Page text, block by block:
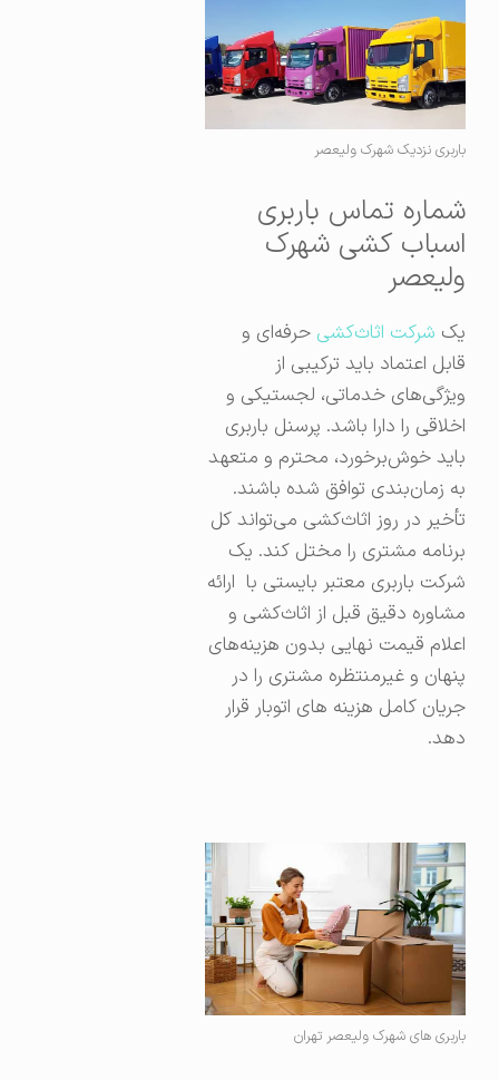
باربری نزدیک شهرک ولیعصر
شماره تماس باربری
اسباب کشی شهرک
ولیعصر
شرکت اثاث‌کشیحرفه‌ای و
قابل اعتماد باید ترکیبی از
ویژگی‌های خدماتی، لجستیکی و
اخلاقی را دارا باشد. پرسنل باربری
باید خوش‌برخورد، محترم و متعهد
به زمان‌بندی توافق شده باشند.
تأخیر در روز اثاث‌کشی می‌تواند کل
برنامه مشتری را مختل کند. یک
شرکت باربری معتبر بایستی با ارائه
مشاوره دقیق قبل از اثاث‌کشی و
اعلام قیمت نهایی بدون هزینه‌های
پنهان و غیرمنتظره مشتری را در
جریان کامل هزینه های اتوبار قرار
دهد.
باربری های شهرک ولیعصر تهران